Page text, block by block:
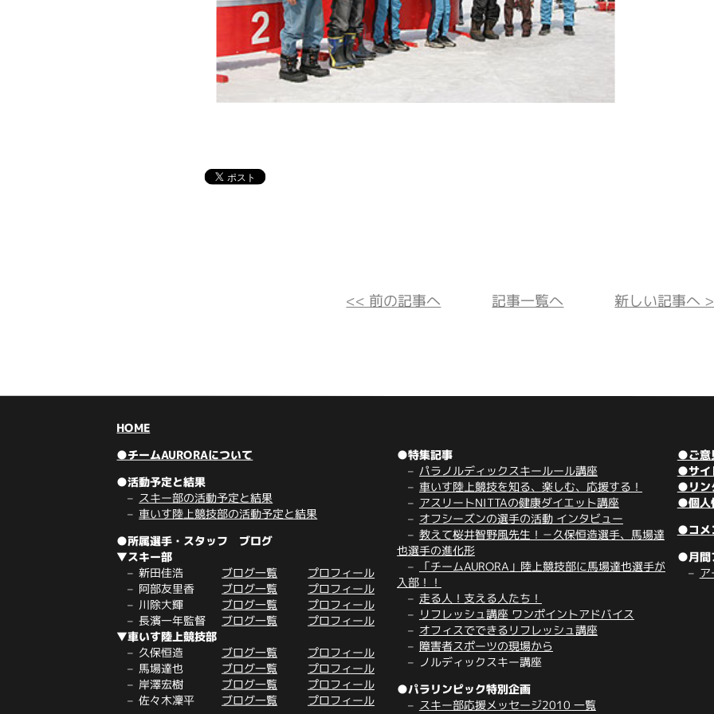
<< 前の記事へ 記事一覧へ 新しい記事へ
HOME
●チームAURORAについて
●活動予定と結果
スキー部の活動予定と結果
車いす陸上競技部の活動予定と結果
●所属選手・スタッフ ブログ
▼スキー部
新田佳浩 ブログ一覧 プロフィール
阿部友里香 ブログ一覧 プロフィール
川除大輝 ブログ一覧
プロフィール
長濱一年監督
ブログ一覧 プロフィール
▼車いす陸上競技部
久保恒造 ブログ一覧 プロフィール
馬場達也 ブログ一覧 プロフィール
岸澤宏樹 ブログ一覧 プロフィール
佐々木凜平 ブログ一覧 プロフィール
●特集記事
パラノルディックスキールール講座
車いす陸上競技を知る、楽しむ、応援する！
アスリートNITTAの健康ダイエット講座
オフシーズンの選手の活動 インタビュー
教えて桜井智野風先生！－久保恒造選手、馬場達
也選手の進化形
「チームAURORA」陸上競技部に馬場達也選手が
入部！！
走る人！支える人たち！
リフレッシュ講座 ワンポイントアドバイス
オフィスでできるリフレッシュ講座
障害者スポーツの現場から
ノルディックスキー講座
●パラリンピック特別企画
スキー部応援メッセージ2010 一覧
●ご意
●サイ
●リン
●個人
●コメ
●月間